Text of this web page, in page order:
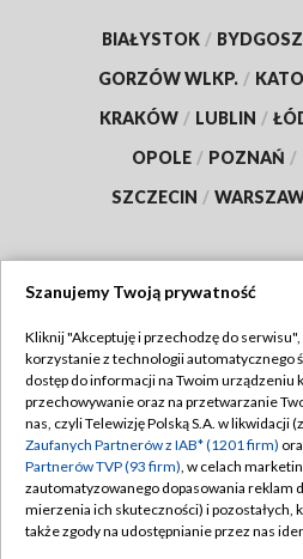
BIAŁYSTOK /
GORZÓW WLKP. /
KRAKÓW / LUBLIN /
OPOLE / POZNAŃ /
SZCZECIN /
TVP
Abonament TVP
Emisja w TVP
Centrum informacji TVP
Naziemna Telewizja Cyfrowa
Polityka
Moje
Szanujemy Twoją prywatność
Kliknij "Akceptuję i przechodzę do serwisu",
korzystanie z technologii automatycznego
dostęp do informacji na Twoim urządzeniu
przechowywanie oraz na przetwarzanie
nas, czyli Telewizję Polską S.A. w likwidacji
Zaufanych Partnerów z IAB* (1201 firm)
Partnerów TVP (93 firm), w celach
zautomatyzowanego dopasowania reklam
mierzenia ich skuteczności) i pozostałych,
także zgody na udostępnianie przez nas